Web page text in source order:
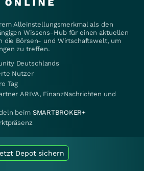
Alleinstellungsmerkmal als den
Wissens-Hub für einen aktuellen
die Börsen- und Wirtschaftswelt, um
zu treffen.
Deutschlands
Nutzer
Tag
ARIVA, FinanzNachrichten und
beim SMARTBROKER+
Depot sichern